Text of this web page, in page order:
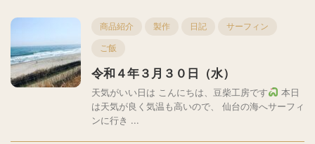
商品紹介 製作 日記 サーフィン
ご飯
令和４年３月３０日（水）
天気がいい日は こんにちは、豆柴工房です
本日
は天気が良く気温も高いので、 仙台の海へサーフィ
ンに行き ...